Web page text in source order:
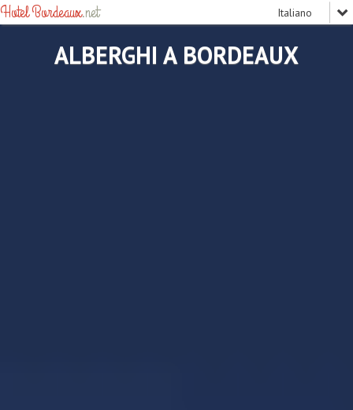
Hotel Bordeaux.net
ALBERGHI A BORDEAUX